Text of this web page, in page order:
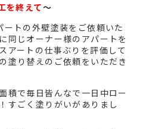
を終えて〜
トの外壁塗装をご依頼いた
同じオーナー様のアパートを
アートの仕事ぶりを評価して
塗り替えのご依頼をいただき
積で毎日皆んなで一日中ロー
すごく塗りがいがありまし